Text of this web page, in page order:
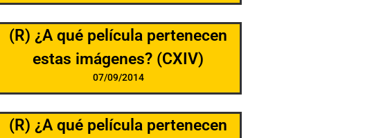
(R) ¿A qué película pertenecen
estas imágenes? (CXIV)
07/09/2014
(R) ¿A qué película pertenecen